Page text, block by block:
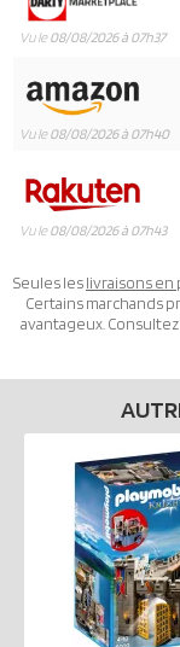
Vu le08/08/2026 à 07h37
Vu le08/08/2026 à 07h40
Vu le08/08/2026 à 07h43
Seules leslivraisons en
Certains marchands
avantageux.